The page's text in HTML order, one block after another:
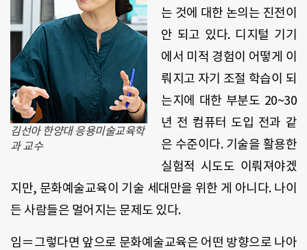
김선아 한양대 응용미술교육학
과 교수
는 것에 대한 논의는 진전이
안 되고 있다. 디지털 기기
에서 미적 경험이 어떻게 이
뤄지고 자기 조절 학습이 되
는지에 대한 부분도 20~30
년 전 컴퓨터 도입 전과 같
은 수준이다. 기술을 활용한
실험적 시도도 이뤄져야겠
지만, 문화예술교육이 기술 세대만을 위한 게 아니다. 나이
든 사람들은 멀어지는 문제도 있다.
임＝그렇다면 앞으로 문화예술교육은 어떤 방향으로 나아